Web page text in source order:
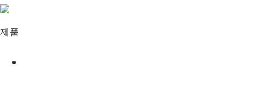
제품